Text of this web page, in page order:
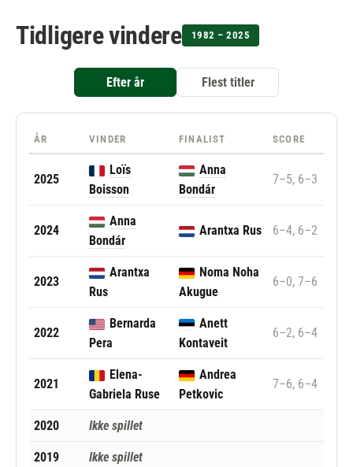
Tidligere vindere 1982 – 2025
Efter år Flest titler
ÅR VINDER FINALIST SCORE
2025
Loïs
Boisson
Anna
Bondár
7–5, 6–3
2024
Anna
Bondár
Arantxa Rus 6–4, 6–2
2023
Arantxa
Rus
Noma Noha
Akugue
6–0, 7–6
2022
Bernarda
Pera
Anett
Kontaveit
6–2, 6–4
2021
Elena-
Gabriela Ruse
Andrea
Petkovic
7–6, 6–4
2020 Ikke spillet
2019 Ikke spillet